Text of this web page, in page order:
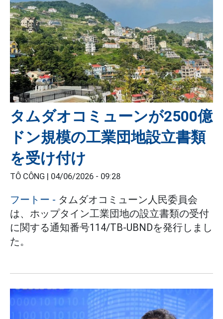
タムダオコミューンが2500億
ドン規模の工業団地設立書類
を受け付け
TÔ CÔNG | 04/06/2026 - 09:28
フートー - タムダオコミューン人民委員会
は、ホップタイン工業団地の設立書類の受付
に関する通知番号114/TB-UBNDを発行しまし
た。